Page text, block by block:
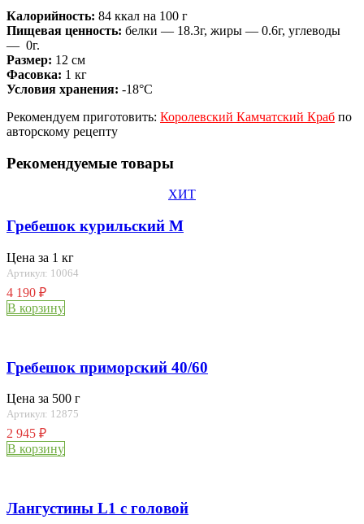
Калорийность: 84 ккал на 100 г
Пищевая ценность: белки — 18.3г, жиры — 0.6г, углеводы
— 0г.
Размер: 12 см
Фасовка: 1 кг
Условия хранения: -18°C
Рекомендуем приготовить: Королевский Камчатский Краб по
авторскому рецепту
Рекомендуемые товары
ХИТ
Гребешок курильский М
Цена за 1 кг
Артикул: 10064
4 190 ₽
В корзину
Гребешок приморский 40/60
Цена за 500 г
Артикул: 12875
2 945 ₽
В корзину
Лангустины L1 с головой